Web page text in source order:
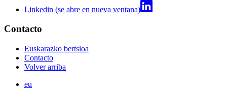
Linkedin (se abre en nueva ventana)
Contacto
Euskarazko bertsioa
Contacto
Volver arriba
eu